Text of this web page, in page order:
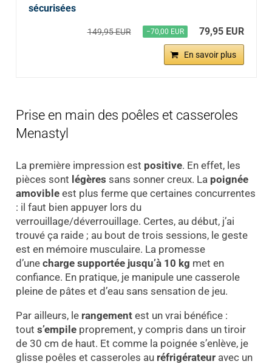
sécurisées
149,95 EUR −70,00 EUR 79,95 EUR
En savoir plus
Prise en main des poêles et casseroles
Menastyl
La première impression est positive. En effet, les
pièces sont légères sans sonner creux. La poignée
amovibleest plus ferme que certaines concurrentes
: il faut bien appuyer lors du
verrouillage/déverrouillage. Certes, au début, j’ai
trouvé ça raide ; au bout de trois sessions, le geste
est en mémoire musculaire. La promesse
d’une charge supportée jusqu’à 10 kg met en
confiance. En pratique, je manipule une casserole
pleine de pâtes et d’eau sans sensation de jeu.
Par ailleurs, le rangementest un vrai bénéfice :
tout s’empileproprement, y compris dans un tiroir
de 30 cm de haut. Et comme la poignée s’enlève, je
glisse poêles et casseroles au réfrigérateuravec un